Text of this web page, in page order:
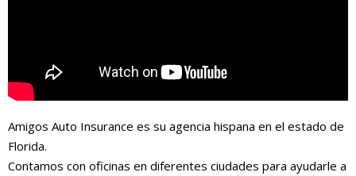
Amigos Auto Insurance es su agencia hispana en el estado de
Florida.
Contamos con oficinas en diferentes ciudades para ayudarle a